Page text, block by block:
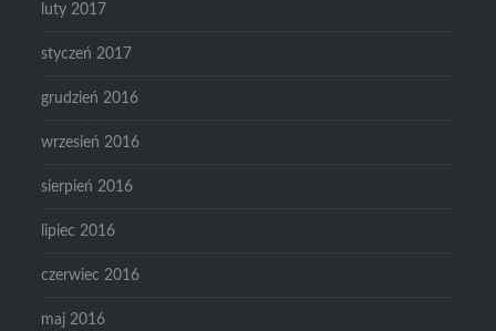
luty 2017
styczeń 2017
grudzień 2016
wrzesień 2016
sierpień 2016
lipiec 2016
czerwiec 2016
maj 2016